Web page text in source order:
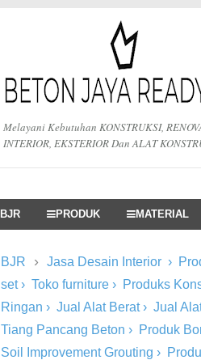
Melayani Kebutuhan KONSTRUKSI,
INTERIOR, EKSTERIOR Dan ALAT
BJR PRODUK MATERIAL
BJR › Jasa Desain Interior ›
set› Toko furniture › Produks
Ringan › Jual Alat Berat› Jual
Tiang Pancang Beton › Produk
Soil Improvement Grouting ›